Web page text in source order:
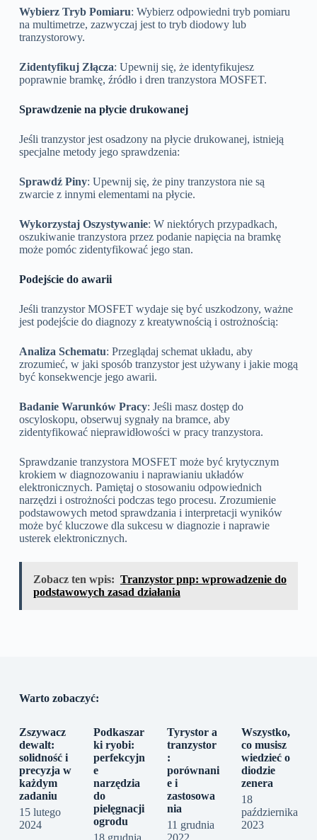
Wybierz Tryb Pomiaru: Wybierz odpowiedni tryb pomiaru
na multimetrze, zazwyczaj jest to tryb diodowy lub
tranzystorowy.
Zidentyfikuj Złącza: Upewnij się, że identyfikujesz
poprawnie bramkę, źródło i dren tranzystora MOSFET.
Sprawdzenie na płycie drukowanej
Jeśli tranzystor jest osadzony na płycie drukowanej, istnieją
specjalne metody jego sprawdzenia:
Sprawdź Piny: Upewnij się, że piny tranzystora nie są
zwarcie z innymi elementami na płycie.
Wykorzystaj Oszystywanie: W niektórych przypadkach,
oszukiwanie tranzystora przez podanie napięcia na bramkę
może pomóc zidentyfikować jego stan.
Podejście do awarii
Jeśli tranzystor MOSFET wydaje się być uszkodzony, ważne
jest podejście do diagnozy z kreatywnością i ostrożnością:
Analiza Schematu: Przeglądaj schemat układu, aby
zrozumieć, w jaki sposób tranzystor jest używany i jakie mogą
być konsekwencje jego awarii.
Badanie Warunków Pracy: Jeśli masz dostęp do
oscyloskopu, obserwuj sygnały na bramce, aby
zidentyfikować nieprawidłowości w pracy tranzystora.
Sprawdzanie tranzystora MOSFET może być krytycznym
krokiem w diagnozowaniu i naprawianiu układów
elektronicznych. Pamiętaj o stosowaniu odpowiednich
narzędzi i ostrożności podczas tego procesu. Zrozumienie
podstawowych metod sprawdzania i interpretacji wyników
może być kluczowe dla sukcesu w diagnozie i naprawie
usterek elektronicznych.
Zobacz ten wpis: Tranzystor pnp: wprowadzenie do
podstawowych zasad działania
Warto zobaczyć:
Zszywacz
dewalt:
solidność i
precyzja w
każdym
zadaniu
15 lutego
2024
Podkaszar
ki ryobi:
perfekcyjn
e
narzędzia
do
pielęgnacji
ogrodu
18 grudnia
Tyrystor a
tranzystor
:
porównani
e i
zastosowa
nia
11 grudnia
2022
Wszystko,
co musisz
wiedzieć o
diodzie
zenera
18
października
2023